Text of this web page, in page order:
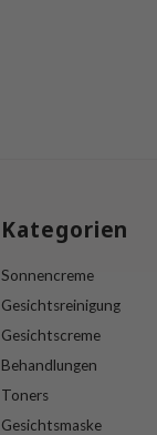
Kategorien
Sonnencreme
Gesichtsreinigung
Gesichtscreme
Behandlungen
Toners
Gesichtsmaske